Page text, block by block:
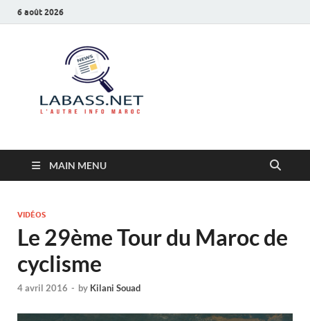
6 août 2026
MAIN MENU
VIDÉOS
Le 29ème Tour du Maroc de
cyclisme
4 avril 2016 - by Kilani Souad